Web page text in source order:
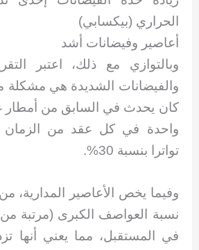
الحراري (بيكسابي)
أعاصير وفيضانات أشد
وبالتوازي مع ذلك، اعتبر
والفيضانات الشديدة هي مشكلة
كان يحدث في السابق من أمطار
واحدة في كل عقد من الزمان
تواترا بنسبة 30%.
وفيما يخص الأعاصير المدارية،
في المستقبل، مما يعني أنها